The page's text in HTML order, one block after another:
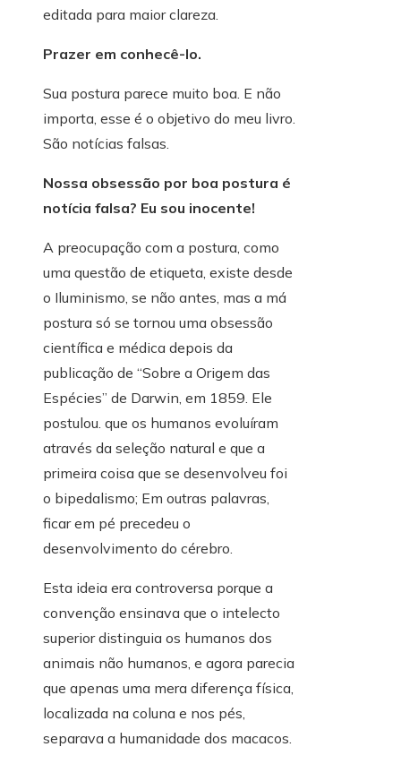
editada para maior clareza.
Prazer em conhecê-lo.
Sua postura parece muito boa. E não
importa, esse é o objetivo do meu livro.
São notícias falsas.
Nossa obsessão por boa postura é
notícia falsa? Eu sou inocente!
A preocupação com a postura, como
uma questão de etiqueta, existe desde
o Iluminismo, se não antes, mas a má
postura só se tornou uma obsessão
científica e médica depois da
publicação de “Sobre a Origem das
Espécies” de Darwin, em 1859. Ele
postulou. que os humanos evoluíram
através da seleção natural e que a
primeira coisa que se desenvolveu foi
o bipedalismo; Em outras palavras,
ficar em pé precedeu o
desenvolvimento do cérebro.
Esta ideia era controversa porque a
convenção ensinava que o intelecto
superior distinguia os humanos dos
animais não humanos, e agora parecia
que apenas uma mera diferença física,
localizada na coluna e nos pés,
separava a humanidade dos macacos.